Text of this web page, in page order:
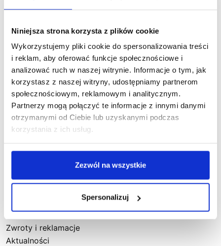
Niniejsza strona korzysta z plików cookie
Wykorzystujemy pliki cookie do spersonalizowania treści
i reklam, aby oferować funkcje społecznościowe i
analizować ruch w naszej witrynie. Informacje o tym, jak
korzystasz z naszej witryny, udostępniamy partnerom
społecznościowym, reklamowym i analitycznym.
Partnerzy mogą połączyć te informacje z innymi danymi
otrzymanymi od Ciebie lub uzyskanymi podczas
korzystania z ich usług.
Zezwól na wszystkie
Spersonalizuj
Zapisz się do naszego newslettera, aby na
bieżąco śledzić nowości w naszym sklepie
Zapisz się
Akceptuję regulamin oraz zapoznałem/am się z
Informacje
Kontakt
Zwroty i reklamacje
Aktualności